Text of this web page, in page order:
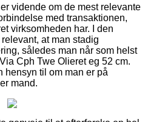
vidende om de mest relevante
med transaktionen,
virksomheden har. I den
at man stadig
således man når som helst
Cph Twe Olieret eg 52 cm.
hensyn til om man er på
mand.